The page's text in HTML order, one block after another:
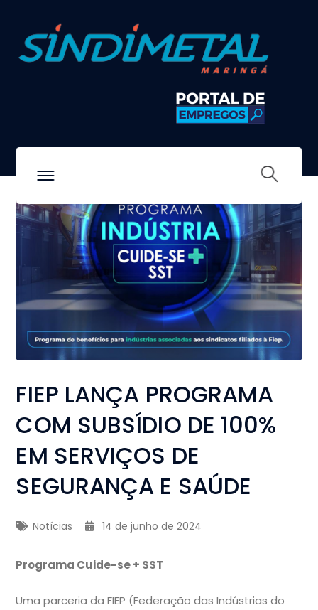
FIEP LANÇA PROGRAMA
COM SUBSÍDIO DE 100%
EM SERVIÇOS DE
SEGURANÇA E SAÚDE
Notícias 14 de junho de 2024
Programa Cuide-se + SST
Uma parceria da FIEP (Federação das Indústrias do